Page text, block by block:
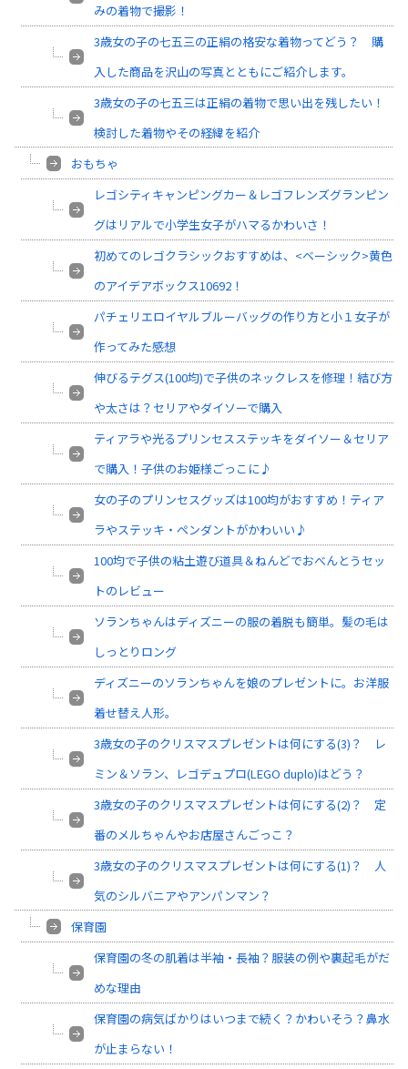
みの着物で撮影！
3歳女の子の七五三の正絹の格安な着物ってどう？ 購
入した商品を沢山の写真とともにご紹介します。
3歳女の子の七五三は正絹の着物で思い出を残したい！
検討した着物やその経緯を紹介
おもちゃ
レゴシティキャンピングカー＆レゴフレンズグランピン
グはリアルで小学生女子がハマるかわいさ！
初めてのレゴクラシックおすすめは、<ベーシック>黄色
のアイデアボックス10692！
パチェリエロイヤルブルーバッグの作り方と小１女子が
作ってみた感想
伸びるテグス(100均)で子供のネックレスを修理！結び方
や太さは？セリアやダイソーで購入
ティアラや光るプリンセスステッキをダイソー＆セリア
で購入！子供のお姫様ごっこに♪
女の子のプリンセスグッズは100均がおすすめ！ティア
ラやステッキ・ペンダントがかわいい♪
100均で子供の粘土遊び道具＆ねんどでおべんとうセッ
トのレビュー
ソランちゃんはディズニーの服の着脱も簡単。髪の毛は
しっとりロング
ディズニーのソランちゃんを娘のプレゼントに。お洋服
着せ替え人形。
3歳女の子のクリスマスプレゼントは何にする(3)？ レ
ミン＆ソラン、レゴデュプロ(LEGO duplo)はどう？
3歳女の子のクリスマスプレゼントは何にする(2)？ 定
番のメルちゃんやお店屋さんごっこ？
3歳女の子のクリスマスプレゼントは何にする(1)？ 人
気のシルバニアやアンパンマン？
保育園
保育園の冬の肌着は半袖・長袖？服装の例や裏起毛がだ
めな理由
保育園の病気ばかりはいつまで続く？かわいそう？鼻水
が止まらない！